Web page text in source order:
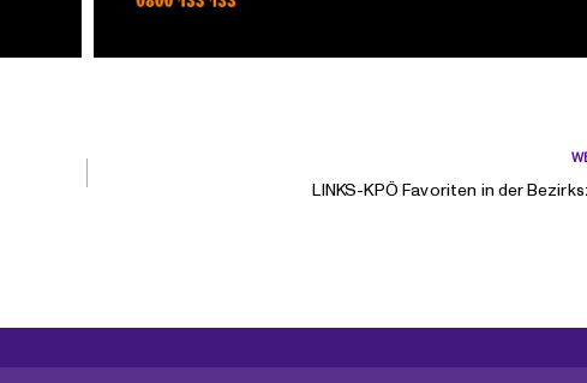
LINKS-KPÖ Favoriten in der